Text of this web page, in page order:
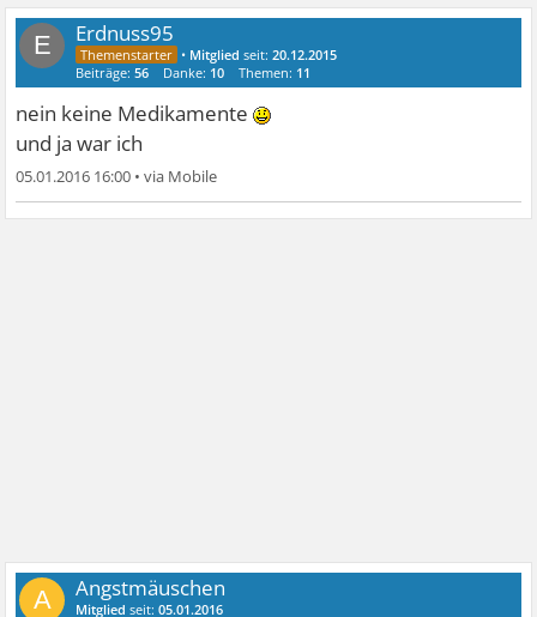
E Erdnuss95
• Mitglied seit:20.12.2015
Beiträge:56 Danke: 10 Themen: 11
nein keine Medikamente
und ja war ich
05.01.2016 16:00 •
A Angstmäuschen
Mitglied seit:05.01.2016